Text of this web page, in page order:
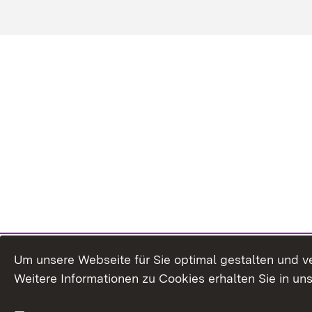
Um unsere Webseite für Sie optimal gestalten und
Weitere Informationen zu Cookies erhalten Sie in